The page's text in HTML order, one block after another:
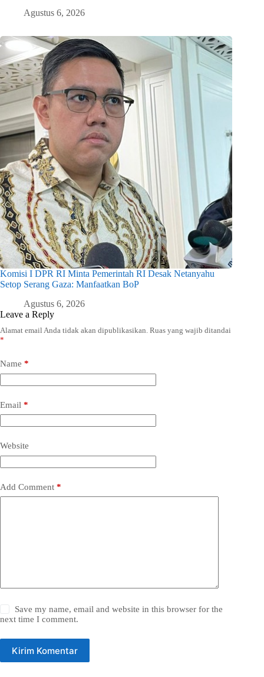
Agustus 6, 2026
Komisi I DPR RI Minta Pemerintah RI Desak Netanyahu
Setop Serang Gaza: Manfaatkan BoP
Agustus 6, 2026
Leave a Reply
Alamat email Anda tidak akan dipublikasikan. Ruas yang wajib ditandai
*
Name *
Email *
Website
Add Comment *
Save my name, email and website in this browser for the
next time I comment.
Kirim Komentar